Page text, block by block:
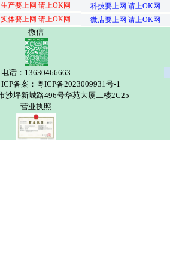
生产要上网 请上OK网
科技要上网 请上OK网
实体要上网 请上OK网 微店要上网 请上OK网
微信
电话：13630466663
备案：粤ICP备2023009931号-1
沙坪新城路496号华苑大厦二楼2C25
营业执照